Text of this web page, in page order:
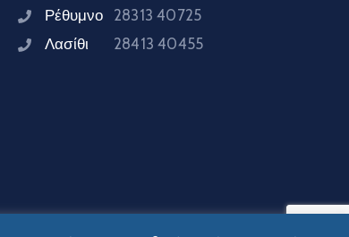
Ρέθυμνο 28313 40725
Λασίθι 28413 40455